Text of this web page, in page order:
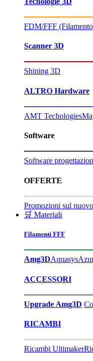
FDM/FFF
Scanner 3D
Shining 3D
ALTRO Hardware
AMT Techologies
Software
Software
OFFERTE
Promozioni sul
🛒 Materiali
Filamenti FFF
Amg3DAquasys
ACCESSORI
Upgrade Amg3D
RICAMBI
Ricambi Ultimaker